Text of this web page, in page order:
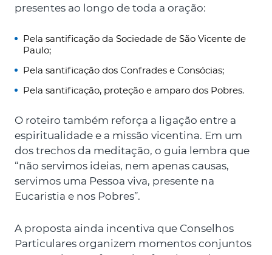
presentes ao longo de toda a oração:
Pela santificação da Sociedade de São Vicente de
Paulo;
Pela santificação dos Confrades e Consócias;
Pela santificação, proteção e amparo dos Pobres.
O roteiro também reforça a ligação entre a
espiritualidade e a missão vicentina. Em um
dos trechos da meditação, o guia lembra que
“não servimos ideias, nem apenas causas,
servimos uma Pessoa viva, presente na
Eucaristia e nos Pobres”.
A proposta ainda incentiva que Conselhos
Particulares organizem momentos conjuntos